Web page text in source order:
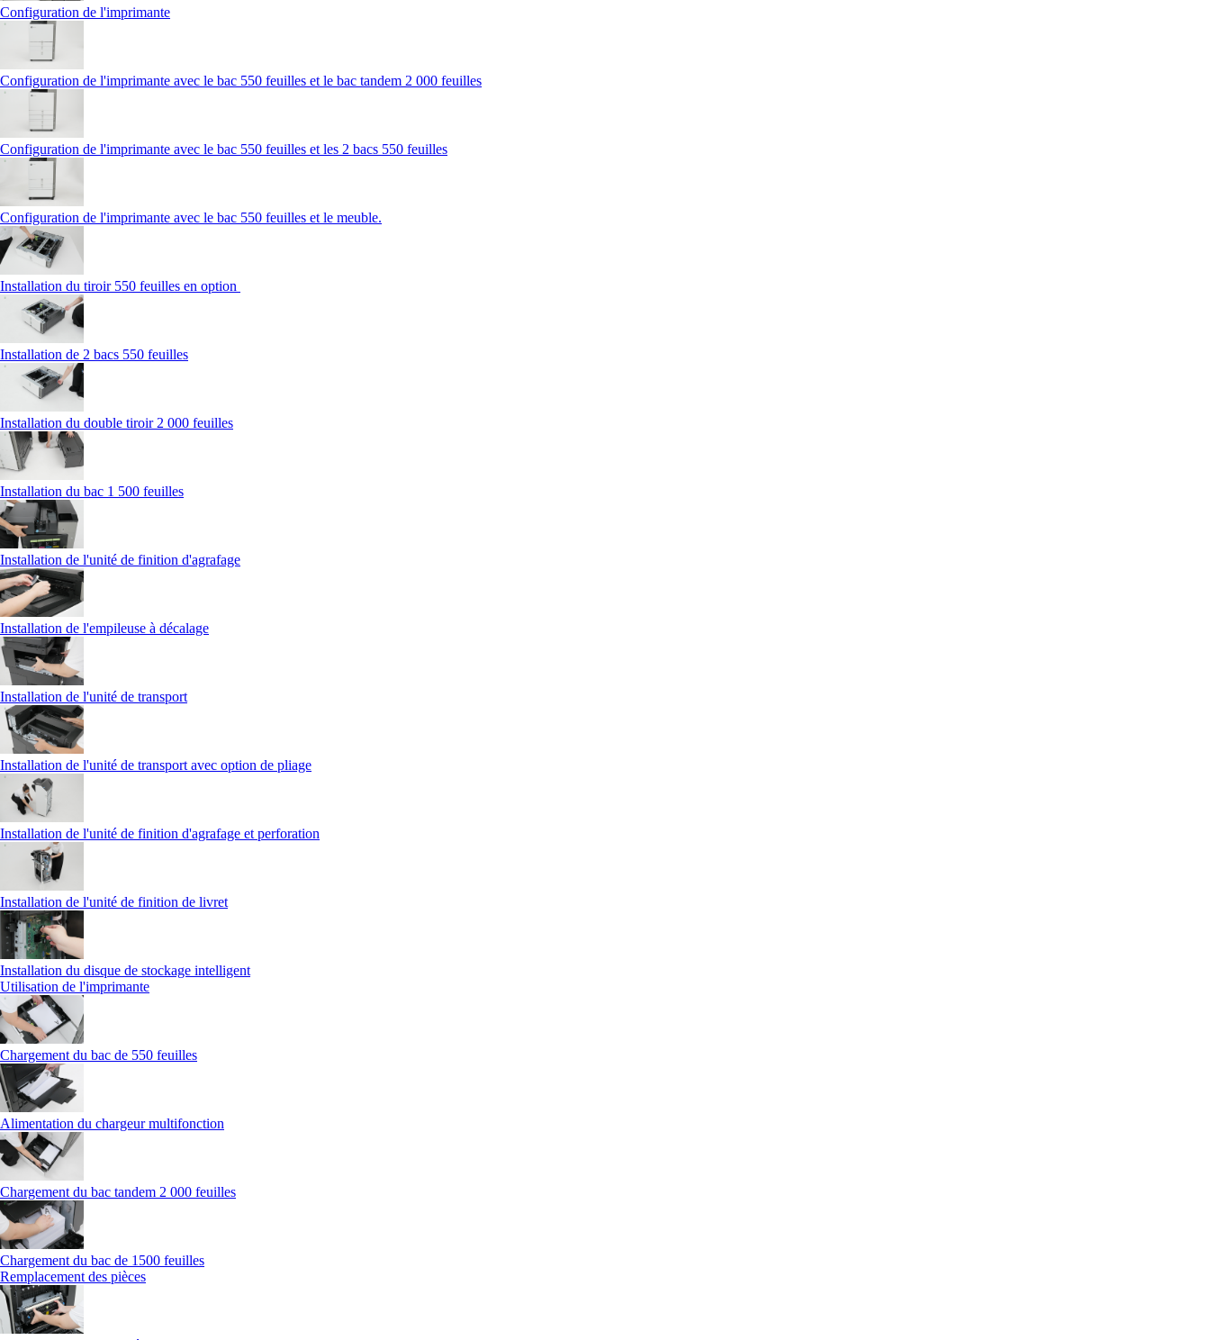
Configuration de l'imprimante
Configuration de l'imprimante avec le bac 550 feuilles et le bac tandem 2 000 feuilles
Configuration de l'imprimante avec le bac 550 feuilles et les 2 bacs 550 feuilles
Configuration de l'imprimante avec le bac 550 feuilles et le meuble.
Installation du tiroir 550 feuilles en option
Installation de 2 bacs 550 feuilles
Installation du double tiroir 2 000 feuilles
Installation du bac 1 500 feuilles
Installation de l'unité de finition d'agrafage
Installation de l'empileuse à décalage
Installation de l'unité de transport
Installation de l'unité de transport avec option de pliage
Installation de l'unité de finition d'agrafage et perforation
Installation de l'unité de finition de livret
Installation du disque de stockage intelligent
Utilisation de l'imprimante
Chargement du bac de 550 feuilles
Alimentation du chargeur multifonction
Chargement du bac tandem 2 000 feuilles
Chargement du bac de 1500 feuilles
Remplacement des pièces